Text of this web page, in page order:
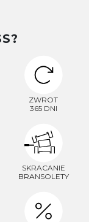
ZWROT
365 DNI
SKRACANIE
BRANSOLETY